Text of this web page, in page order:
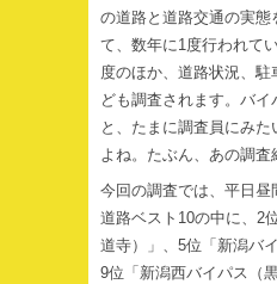
の道路と道路交通の実態
て、数年に1度行われて
度のほか、道路状況、
ども調査されます。バ
と、たまに調査員にみ
よね。たぶん、あの調査
今回の調査では、平日昼
道路ベスト10の中に、2
道寺）」、5位「新潟バ
9位「新潟西バイパス（